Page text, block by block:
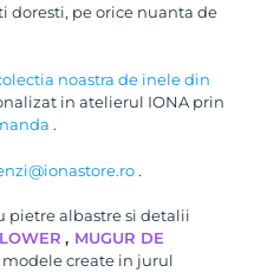
doresti, pe orice nuanta de
noastra de inele din
in atelierul IONA prin
.
.
pietre albastre si detalii
, MUGUR DE
modele create in jurul